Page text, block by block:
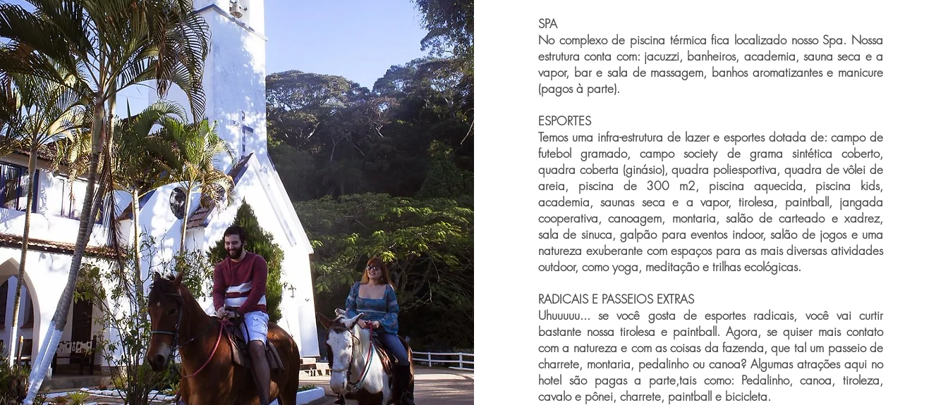
SPA
No complexo de piscina térmica fica localizado nosso Spa. Nossa
estrutura conta com: jacuzzi, banheiros, academia, sauna seca e a
vapor, bar e sala de massagem, banhos aromatizantes e manicure
(pagos à parte).
ESPORTES
Temos uma infra-estrutura de lazer e esportes dotada de: campo de
futebol gramado, campo society de grama sintética coberto,
quadra coberta (ginásio), quadra poliesportiva, quadra de vôlei de
areia, piscina de 300 m2, piscina aquecida, piscina kids,
academia, saunas seca e a vapor, tirolesa, paintball, jangada
cooperativa, canoagem, montaria, salão de carteado e xadrez,
sala de sinuca, galpão para eventos indoor, salão de jogos e uma
natureza exuberante com espaços para as mais diversas atividades
outdoor, como yoga, meditação e trilhas ecológicas.
RADICAIS E PASSEIOS EXTRAS
Uhuuuuu... se você gosta de esportes radicais, você vai curtir
bastante nossa tirolesa e paintball. Agora, se quiser mais contato
com a natureza e com as coisas da fazenda, que tal um passeio de
charrete, montaria, pedalinho ou canoa? Algumas atrações aqui no
hotel são pagas a parte,tais como: Pedalinho, canoa, tiroleza,
cavalo e pônei, charrete, paintball e bicicleta.